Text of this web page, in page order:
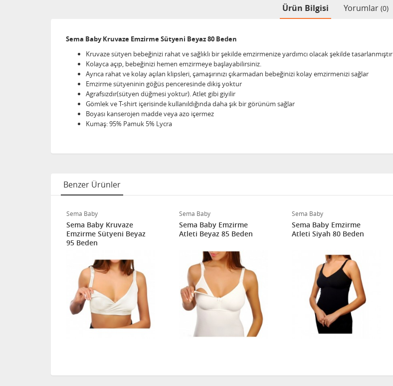
Ürün Bilgisi Yorumlar (0)
Sema Baby Kruvaze Emzirme Sütyeni Beyaz 80 Beden
Kruvaze sütyen bebeğinizi rahat ve sağlıklı bir şekilde emzirmenize yardımcı olacak şekilde tasarlanmıştır
Kolayca açıp, bebeğinizi hemen emzirmeye başlayabilirsiniz.
Ayrıca rahat ve kolay açılan klipsleri, çamaşırınızı çıkarmadan bebeğinizi kolay emzirmenizi sağlar
Emzirme sütyeninin göğüs penceresinde dikiş yoktur
Agrafsızdır(sütyen düğmesi yoktur). Atlet gibi giyilir
Gömlek ve T-shirt içerisinde kullanıldığında daha şık bir görünüm sağlar
Boyası kanserojen madde veya azo içermez
Kumaş: 95% Pamuk 5% Lycra
Benzer Ürünler
Sema Baby
Sema Baby Kruvaze
Emzirme Sütyeni Beyaz
95 Beden
Sema Baby
Sema Baby Emzirme
Atleti Beyaz 85 Beden
Sema Baby
Sema Baby Emzirme
Atleti Siyah 80 Beden